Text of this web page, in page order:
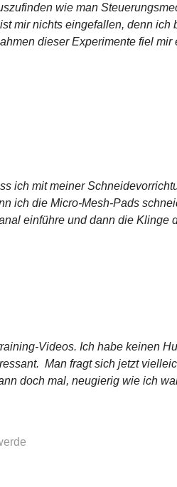
wie man
mir nichts eingefallen, denn
dieser Experimente fiel
ich mit meiner
ich die Micro-Mesh-Pads
einführe und dann die Klinge
Videos. Ich habe keinen
Man fragt sich jetzt
doch mal, neugierig wie ich